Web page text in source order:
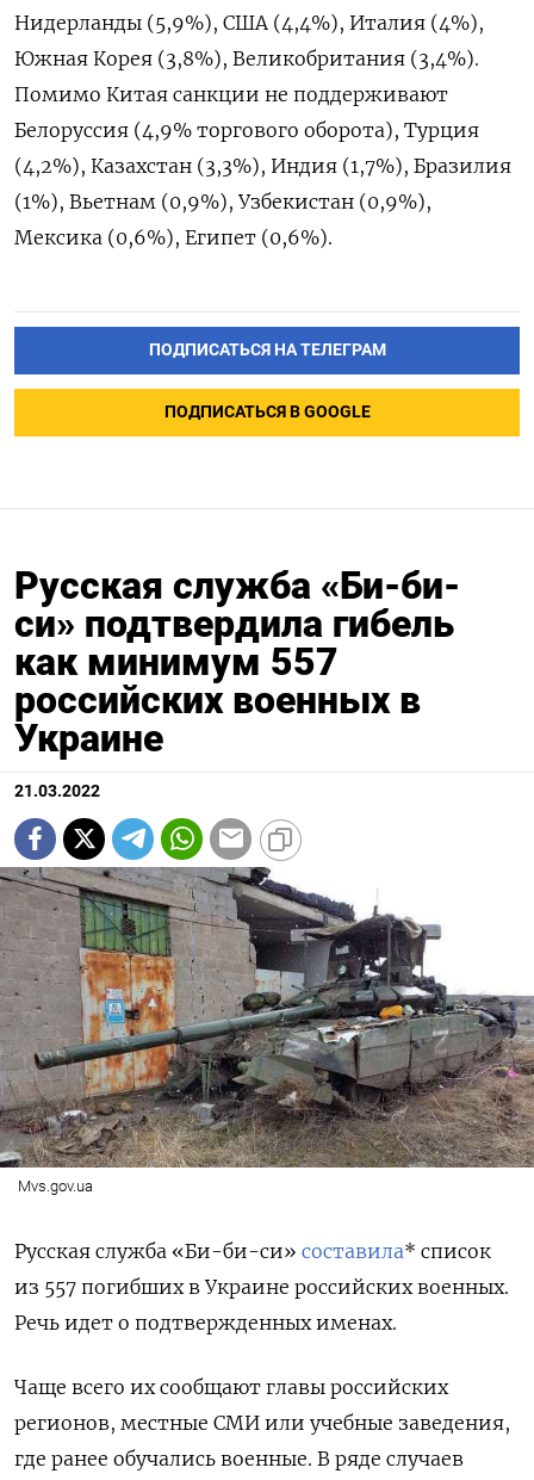
Нидерланды (5,9%), США (4,4%), Италия (4%),
Южная Корея (3,8%), Великобритания (3,4%).
Помимо Китая санкции не поддерживают
Белоруссия (4,9% торгового оборота), Турция
(4,2%), Казахстан (3,3%), Индия (1,7%), Бразилия
(1%), Вьетнам (0,9%), Узбекистан (0,9%),
Мексика (0,6%), Египет (0,6%).
ПОДПИСАТЬСЯ НА ТЕЛЕГРАМ
ПОДПИСАТЬСЯ В GOOGLE
Русская служба «Би-би-
си» подтвердила гибель
как минимум 557
российских военных в
Украине
21.03.2022
Mvs.gov.ua
Русская служба «Би-би-си» составила* список
из 557 погибших в Украине российских военных.
Речь идет о подтвержденных именах.
Чаще всего их сообщают главы российских
регионов, местные СМИ или учебные заведения,
где ранее обучались военные. В ряде случаев